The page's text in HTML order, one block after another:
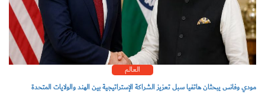
العالم
مودي وفانس يبحثان هاتفيا سبل تعزيز الشراكة الإستراتيجية بين الهند والولايات المتحدة